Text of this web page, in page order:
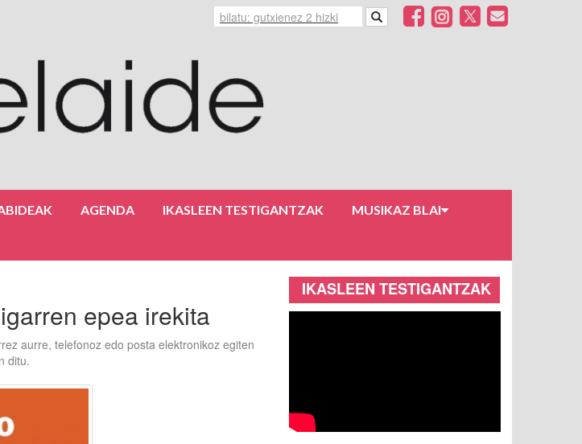
AGENDA IKASLEEN TESTIGANTZAK
MUSIKAZ BLAI
epea irekita
aurre, telefonoz edo posta elektronikoz egiten
ditu.
IKASLEEN TESTIGANTZAK